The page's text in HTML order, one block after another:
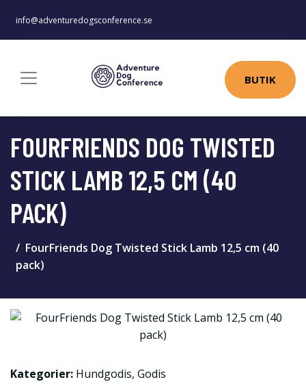
info@adventuredogsconference.se
BUTIK
FOURFRIENDS DOG TWISTED
STICK LAMB 12,5 CM (40
PACK)
FourFriends Dog Twisted Stick Lamb 12,5 cm (40
pack)
Kategorier: Hundgodis, Godis